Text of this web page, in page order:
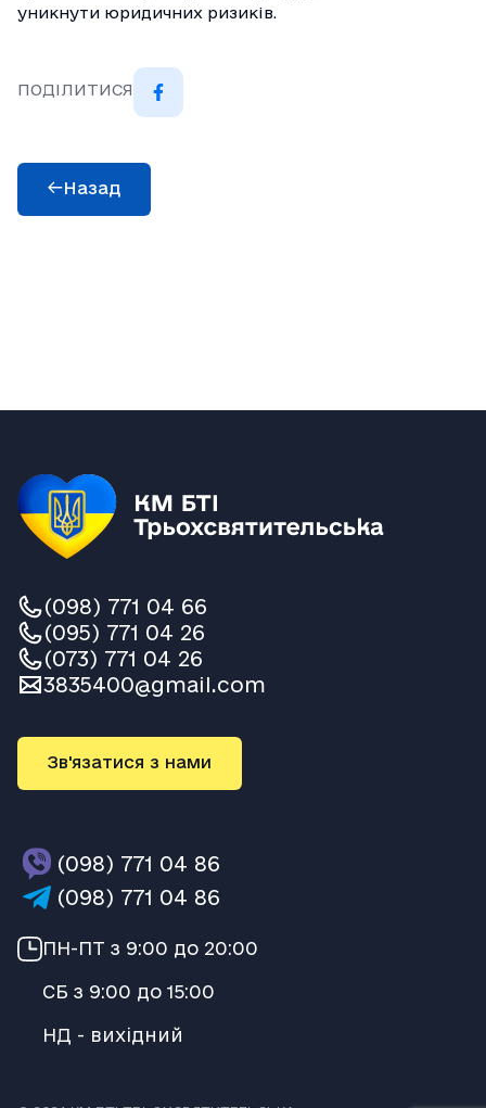
уникнути юридичних ризиків.
ПОДІЛИТИСЯ
Назад
(098) 771 04 66
(095) 771 04 26
(073) 771 04 26
3835400@gmail.com
Зв'язатися з нами
(098) 771 04 86
(098) 771 04 86
ПН-ПТ з 9:00 до 20:00
СБ з 9:00 до 15:00
НД - вихідний